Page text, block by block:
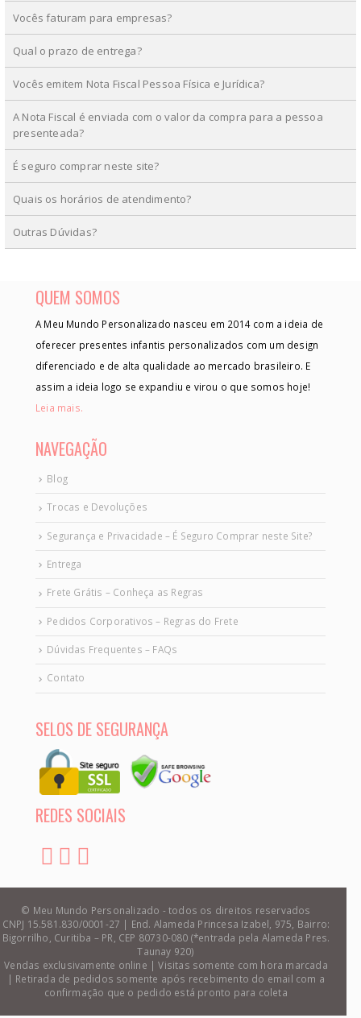
Vocês faturam para empresas?
Qual o prazo de entrega?
Vocês emitem Nota Fiscal Pessoa Física e Jurídica?
A Nota Fiscal é enviada com o valor da compra para a pessoa
presenteada?
É seguro comprar neste site?
Quais os horários de atendimento?
Outras Dúvidas?
QUEM SOMOS
A Meu Mundo Personalizado nasceu em 2014 com a ideia de
oferecer presentes infantis personalizados com um design
diferenciado e de alta qualidade ao mercado brasileiro. E
assim a ideia logo se expandiu e virou o que somos hoje!
Leia mais.
NAVEGAÇÃO
Blog
Trocas e Devoluções
Segurança e Privacidade – É Seguro Comprar neste Site?
Entrega
Frete Grátis – Conheça as Regras
Pedidos Corporativos – Regras do Frete
Dúvidas Frequentes – FAQs
Contato
SELOS DE SEGURANÇA
REDES SOCIAIS
© Meu Mundo Personalizado - todos os direitos reservados
CNPJ 15.581.830/0001-27 | End. Alameda Princesa Izabel, 975, Bairro:
Bigorrilho, Curitiba – PR, CEP 80730-080 (*entrada pela Alameda Pres.
Taunay 920)
Vendas exclusivamente online | Visitas somente com hora marcada
| Retirada de pedidos somente após recebimento do email com a
confirmação que o pedido está pronto para coleta